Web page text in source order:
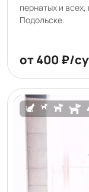
пернатых и всех,
Подольске.
от 400 ₽/